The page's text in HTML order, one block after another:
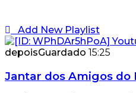
Add New Playlist
depoisGuardado 15:25
Jantar dos Amigos do